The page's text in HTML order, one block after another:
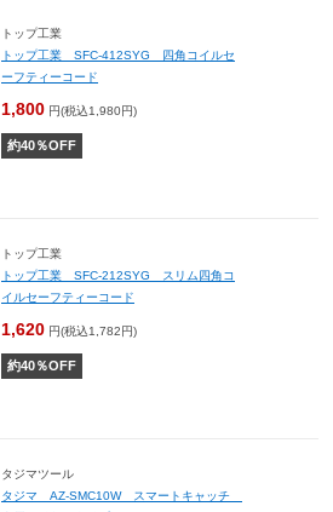
トップ工業
トップ工業 SFC-412SYG 四角コイルセ
ーフティーコード
1,800 円(税込1,980円)
約40％OFF
トップ工業
トップ工業 SFC-212SYG スリム四角コ
イルセーフティーコード
1,620 円(税込1,782円)
約40％OFF
タジマツール
タジマ AZ-SMC10W スマートキャッチ